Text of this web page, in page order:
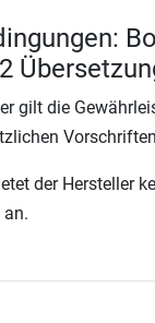
gilt die
der Hersteller
an.